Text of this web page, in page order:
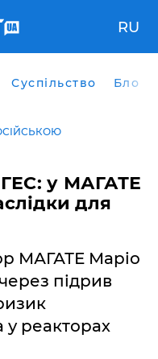
RU
Суспільство Блоги
ГЕС: у МАГАТЕ
для
МАГАТЕ Маріо
підрив
реакторах